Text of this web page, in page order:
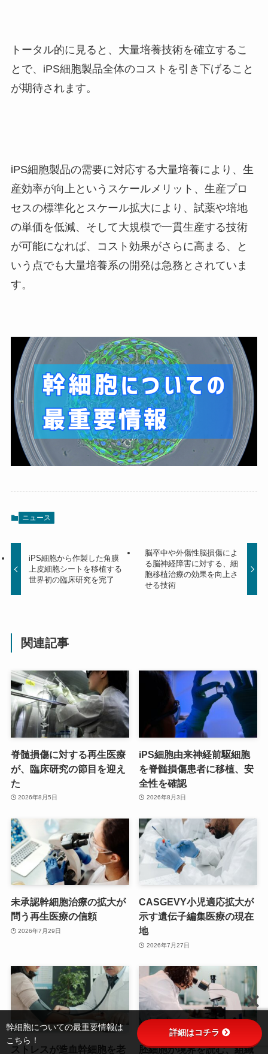
トータル的に見ると、大量培養技術を確立するこ
とで、iPS細胞製品全体のコストを引き下げること
が期待されます。
iPS細胞製品の需要に対応する大量培養により、生
産効率が向上というスケールメリット、生産プロ
セスの標準化とスケール拡大により、試薬や培地
の単価を低減、そして大規模で一貫生産する技術
が可能になれば、コスト効果がさらに高まる、と
いう点でも大量培養系の開発は急務とされていま
す。
ニュース
iPS細胞から作製した角膜
上皮細胞シートを移植する
世界初の臨床研究を完了
脳卒中や外傷性脳損傷によ
る脳神経障害に対する、細
胞移植治療の効果を向上さ
せる技術
関連記事
脊髄損傷に対する再生医療
が、臨床研究の節目を迎え
た
2026年8月5日
iPS細胞由来神経前駆細胞
を脊髄損傷患者に移植、安
全性を確認
2026年8月3日
未承認幹細胞治療の拡大が
問う再生医療の信頼
2026年7月29日
CASGEVY小児適応拡大が
示す遺伝子編集医療の現在
地
2026年7月27日
ストレスが造血幹細胞を老 胚細胞が境界を読む、組織
幹細胞についての最重要情報は
こちら！
詳細はコチラ